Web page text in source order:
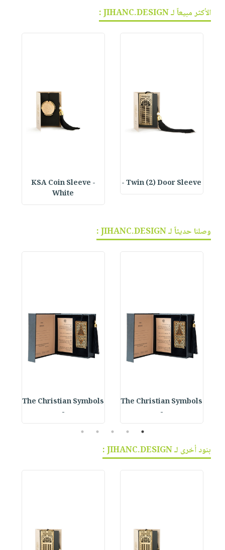
الأكثر مبيعاً لـ JIHANC.DESIGN :
Twin (2) Door Sleeve -
KSA Coin Sleeve -
White
وصلنا حديثاً لـ JIHANC.DESIGN :
The Christian Symbols
-
The Christian Symbols
-
1
2
3
4
5
بنود أخرى لـ JIHANC.DESIGN :